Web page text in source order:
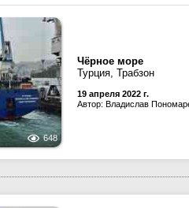
648
Чёрное море
Турция, Трабзон
19 апреля 2022 г.
Автор: Владислав